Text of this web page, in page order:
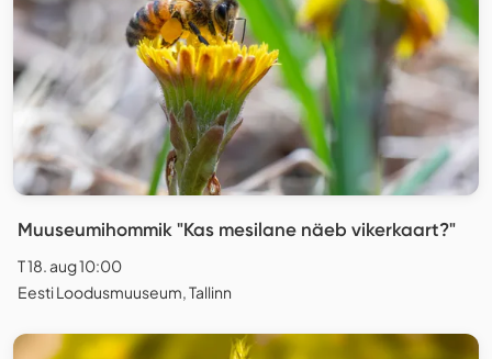
Muuseumihommik "Kas mesilane näeb vikerkaart?"
T 18. aug 10:00
Eesti Loodusmuuseum, Tallinn